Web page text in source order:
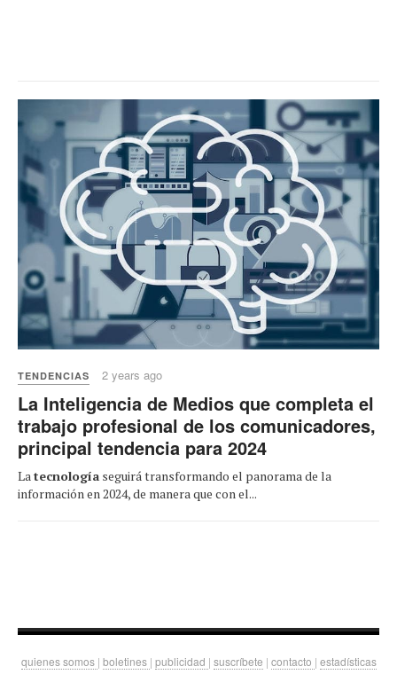
TENDENCIAS 2 years ago
La Inteligencia de Medios que completa el
trabajo profesional de los comunicadores,
principal tendencia para 2024
La tecnología seguirá transformando el panorama de la
información en 2024, de manera que con el...
quienes somos | boletines | publicidad | suscríbete | contacto | estadísticas